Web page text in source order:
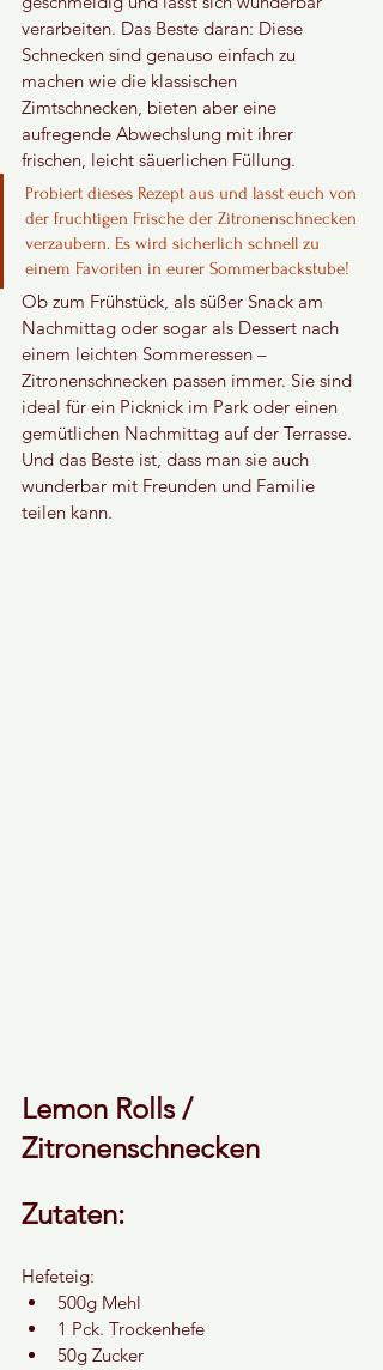
verarbeiten. Das Beste daran: Diese
Schnecken sind genauso einfach zu
machen wie die klassischen
Zimtschnecken, bieten aber eine
aufregende Abwechslung mit ihrer
frischen, leicht säuerlichen Füllung.
Probiert dieses Rezept aus und lasst euch von
der fruchtigen Frische der Zitronenschnecken
verzaubern. Es wird sicherlich schnell zu
einem Favoriten in eurer Sommerbackstube!
Ob zum Frühstück, als süßer Snack am
Nachmittag oder sogar als Dessert nach
einem leichten Sommeressen –
Zitronenschnecken passen immer. Sie sind
ideal für ein Picknick im Park oder einen
gemütlichen Nachmittag auf der Terrasse.
Und das Beste ist, dass man sie auch
wunderbar mit Freunden und Familie
teilen kann.
Lemon Rolls /
Zitronenschnecken
Zutaten:
Hefeteig:
500g Mehl
1 Pck. Trockenhefe
50g Zucker